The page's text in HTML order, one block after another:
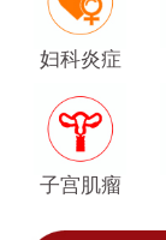
妇科炎症
子宫肌瘤